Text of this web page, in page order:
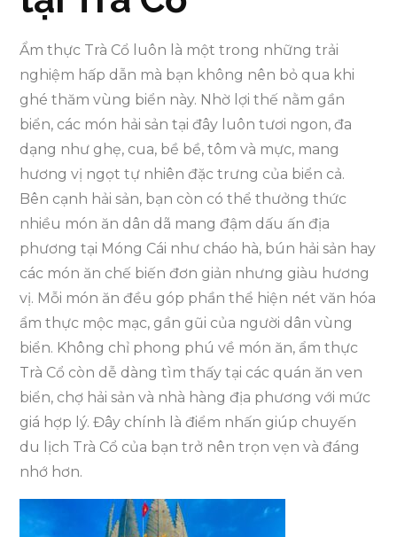
Ẩm thực Trà Cổ luôn là một trong những trải
nghiệm hấp dẫn mà bạn không nên bỏ qua khi
ghé thăm vùng biển này. Nhờ lợi thế nằm gần
biển, các món hải sản tại đây luôn tươi ngon, đa
dạng như ghẹ, cua, bề bề, tôm và mực, mang
hương vị ngọt tự nhiên đặc trưng của biển cả.
Bên cạnh hải sản, bạn còn có thể thưởng thức
nhiều món ăn dân dã mang đậm dấu ấn địa
phương tại Móng Cái như cháo hà, bún hải sản hay
các món ăn chế biến đơn giản nhưng giàu hương
vị. Mỗi món ăn đều góp phần thể hiện nét văn hóa
ẩm thực mộc mạc, gần gũi của người dân vùng
biển. Không chỉ phong phú về món ăn, ẩm thực
Trà Cổ còn dễ dàng tìm thấy tại các quán ăn ven
biển, chợ hải sản và nhà hàng địa phương với mức
giá hợp lý. Đây chính là điểm nhấn giúp chuyến
du lịch Trà Cổ của bạn trở nên trọn vẹn và đáng
nhớ hơn.